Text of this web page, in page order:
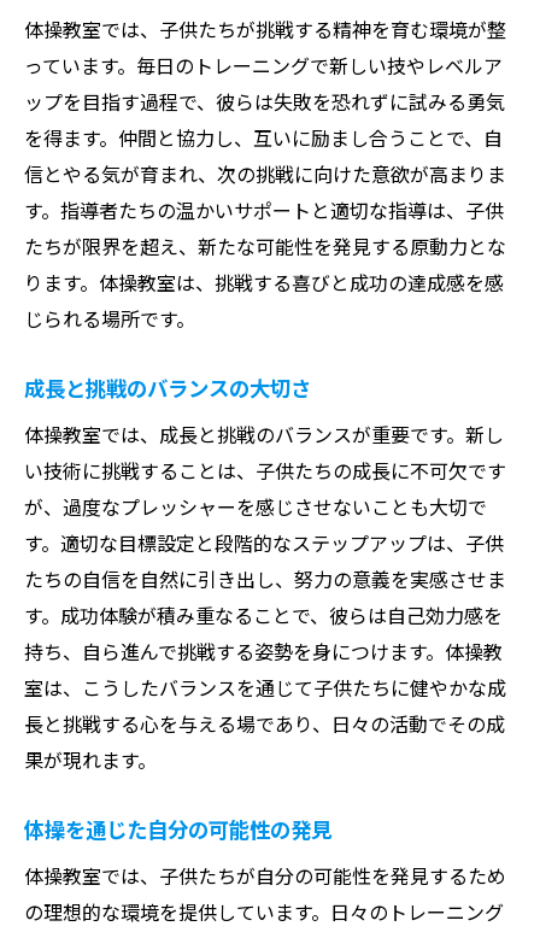
体操教室では、子供たちが挑戦する精神を育む環境が整
っています。毎日のトレーニングで新しい技やレベルア
ップを目指す過程で、彼らは失敗を恐れずに試みる勇気
を得ます。仲間と協力し、互いに励まし合うことで、自
信とやる気が育まれ、次の挑戦に向けた意欲が高まりま
す。指導者たちの温かいサポートと適切な指導は、子供
たちが限界を超え、新たな可能性を発見する原動力とな
ります。体操教室は、挑戦する喜びと成功の達成感を感
じられる場所です。
成長と挑戦のバランスの大切さ
体操教室では、成長と挑戦のバランスが重要です。新し
い技術に挑戦することは、子供たちの成長に不可欠です
が、過度なプレッシャーを感じさせないことも大切で
す。適切な目標設定と段階的なステップアップは、子供
たちの自信を自然に引き出し、努力の意義を実感させま
す。成功体験が積み重なることで、彼らは自己効力感を
持ち、自ら進んで挑戦する姿勢を身につけます。体操教
室は、こうしたバランスを通じて子供たちに健やかな成
長と挑戦する心を与える場であり、日々の活動でその成
果が現れます。
体操を通じた自分の可能性の発見
体操教室では、子供たちが自分の可能性を発見するため
の理想的な環境を提供しています。日々のトレーニング